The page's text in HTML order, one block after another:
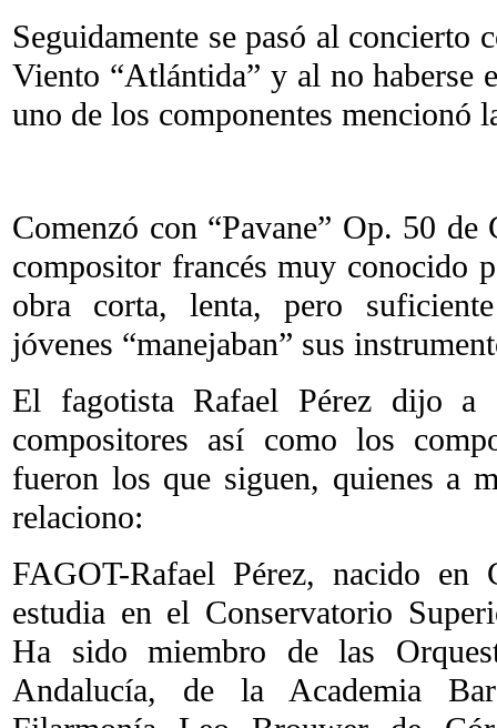
Seguidamente se pasó al concierto
Viento “Atlántida” y al no haberse
uno de los componentes mencionó
Comenzó con “Pavane” Op. 50
compositor francés muy conocido
obra corta, lenta, pero
jóvenes “manejaban” sus
El fagotista Rafael Pérez dijo a
compositores así como los
fueron los que siguen, quienes a
relaciono:
FAGOT-Rafael Pérez, nacido
estudia en el Conservatorio
Ha sido miembro de las
Andalucía, de la Academia